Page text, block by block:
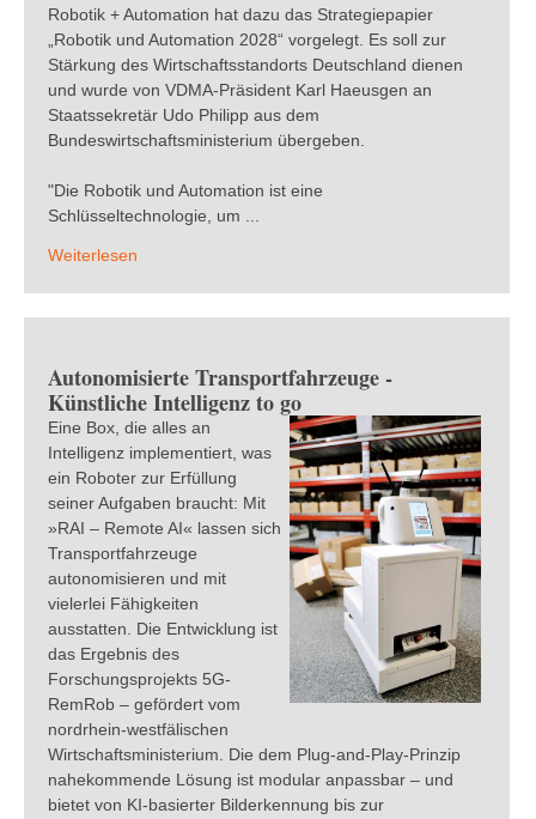
Robotik + Automation hat dazu das Strategiepapier
„Robotik und Automation 2028“ vorgelegt. Es soll zur
Stärkung des Wirtschaftsstandorts Deutschland dienen
und wurde von VDMA-Präsident Karl Haeusgen an
Staatssekretär Udo Philipp aus dem
Bundeswirtschaftsministerium übergeben.
"Die Robotik und Automation ist eine
Schlüsseltechnologie, um ...
Weiterlesen
Autonomisierte Transportfahrzeuge -
Künstliche Intelligenz to go
Eine Box, die alles an
Intelligenz implementiert, was
ein Roboter zur Erfüllung
seiner Aufgaben braucht: Mit
»RAI – Remote AI« lassen sich
Transportfahrzeuge
autonomisieren und mit
vielerlei Fähigkeiten
ausstatten. Die Entwicklung ist
das Ergebnis des
Forschungsprojekts 5G-
RemRob – gefördert vom
nordrhein-westfälischen
Wirtschaftsministerium. Die dem Plug-and-Play-Prinzip
nahekommende Lösung ist modular anpassbar – und
bietet von KI-basierter Bilderkennung bis zur